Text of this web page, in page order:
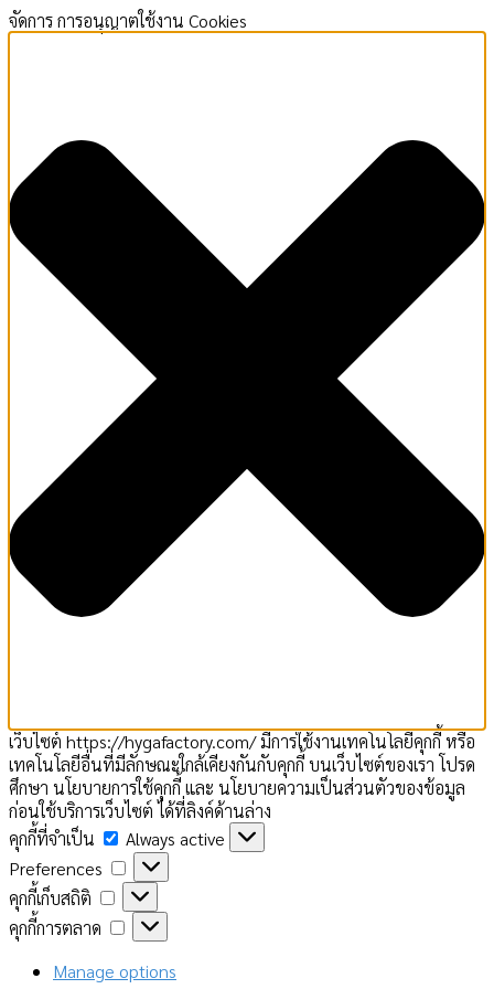
จัดการ การอนุญาตใช้งาน Cookies
เว็บไซต์ https://hygafactory.com/ มีการใช้งานเทคโนโลยีคุกกี้ หรือ
เทคโนโลยีอื่นที่มีลักษณะใกล้เคียงกันกับคุกกี้ บนเว็บไซต์ของเรา โปรด
ศึกษา นโยบายการใช้คุกกี้ และ นโยบายความเป็นส่วนตัวของข้อมูล
ก่อนใช้บริการเว็บไซต์ ได้ที่ลิงค์ด้านล่าง
คุกกี้ที่จำเป็น
คุกกี้
ที่
จำเป็น
Always active
Preferences
Preferences
คุกกี้เก็บสถิติ
คุกกี้
เก็บ
สถิติ
คุกกี้การตลาด
คุกกี้
การ
ตลาด
Manage options